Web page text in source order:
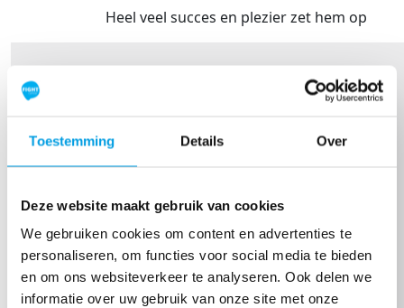
Toestemming Details Over
Deze website maakt gebruik van cookies
We gebruiken cookies om content en advertenties te
personaliseren, om functies voor social media te bieden
en om ons websiteverkeer te analyseren. Ook delen we
informatie over uw gebruik van onze site met onze
Heel veel succes en plezier zet hem op